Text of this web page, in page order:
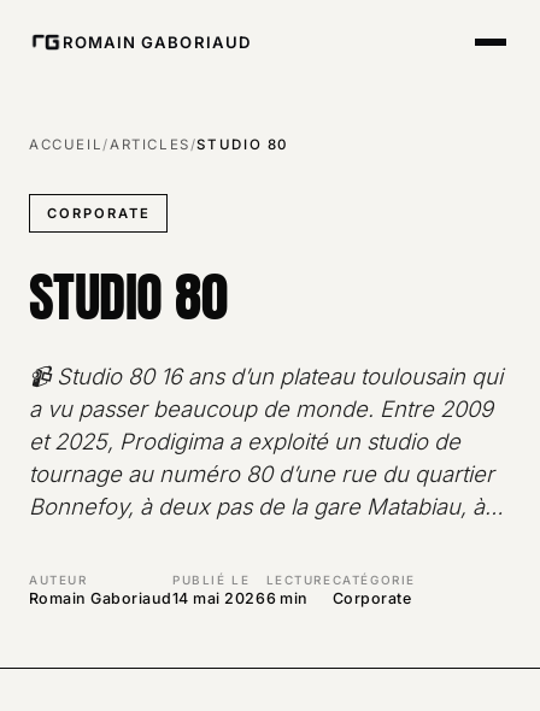
ROMAIN GABORIAUD
ACCUEIL/ARTICLES/STUDIO 80
CORPORATE
STUDIO 80
📹 Studio 80 16 ans d’un plateau toulousain qui
a vu passer beaucoup de monde. Entre 2009
et 2025, Prodigima a exploité un studio de
tournage au numéro 80 d’une rue du quartier
Bonnefoy, à deux pas de la gare Matabiau, à…
AUTEUR
Romain Gaboriaud
PUBLIÉ LE
14 mai 2026
LECTURE
6 min
CATÉGORIE
Corporate